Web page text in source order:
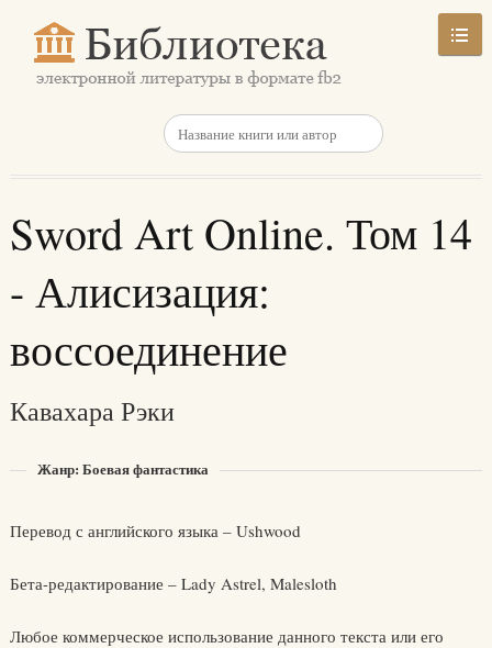
Sword Art Online. Том 14
- Алисизация:
воссоединение
Кавахара Рэки
Жанр: Боевая фантастика
Перевод с английского языка – Ushwood
Бета-редактирование – Lady Astrel, Malesloth
Любое коммерческое использование данного текста или его